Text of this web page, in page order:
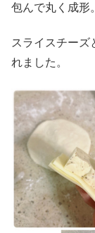
包んで丸く成形。
スライスチーズ
れました。